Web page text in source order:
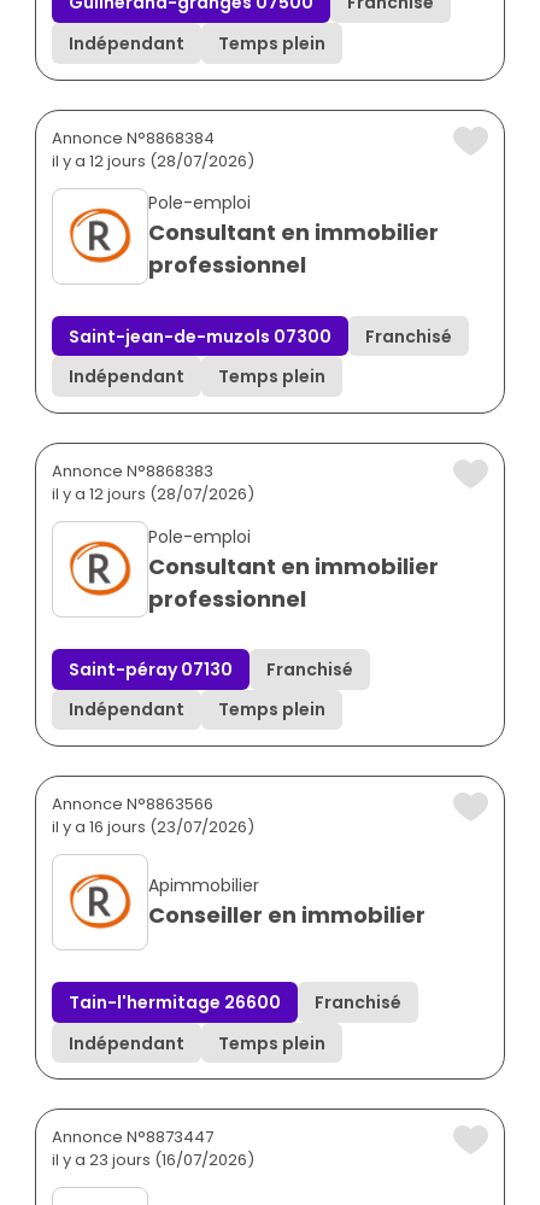
Indépendant
Temps plein
Annonce N°8868384
il y a 12 jours (28/07/2026)
Pole-emploi
Consultant en immobilier
professionnel
Saint-jean-de-muzols 07300
Franchisé
Indépendant
Temps plein
Annonce N°8868383
il y a 12 jours (28/07/2026)
Pole-emploi
Consultant en immobilier
professionnel
Saint-péray 07130
Franchisé
Indépendant
Temps plein
Annonce N°8863566
il y a 16 jours (23/07/2026)
Apimmobilier
Conseiller en immobilier
Tain-l'hermitage 26600
Franchisé
Indépendant
Temps plein
Annonce N°8873447
il y a 23 jours (16/07/2026)